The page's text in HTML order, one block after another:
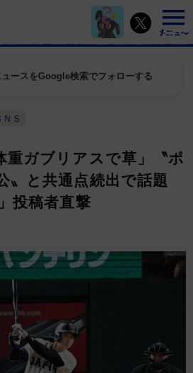
ュースをGoogle検索でフォローする
ＮＳ
重ガブリアスで草」〝ポ
〟と共通点続出で話題
投稿者直撃